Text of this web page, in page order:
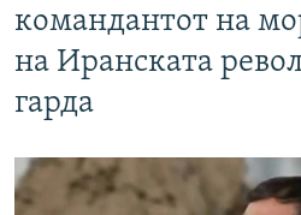
командантот на
на Иранската
гарда